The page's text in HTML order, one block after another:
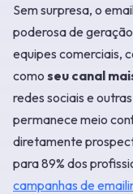
Sem surpresa, o
poderosa de
equipes comerciais,
como seu canal
redes sociais e
permanece meio
diretamente
para 89% dos
campanhas de